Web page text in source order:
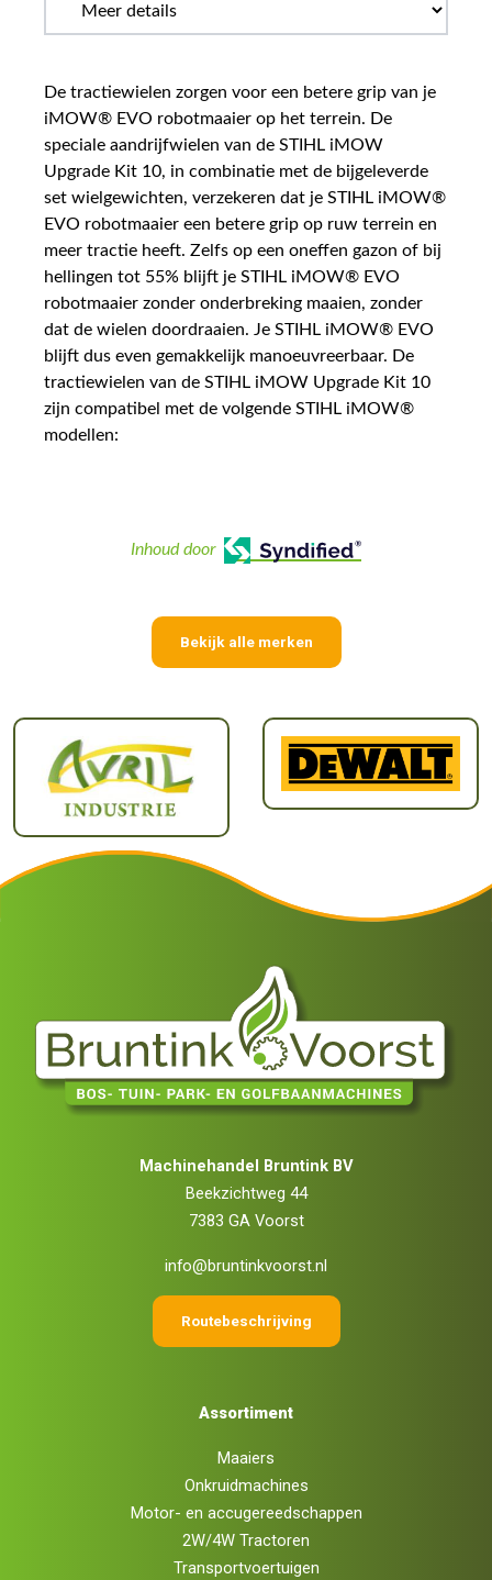
De tractiewielen zorgen voor een betere grip van je
iMOW® EVO robotmaaier op het terrein. De
speciale aandrijfwielen van de STIHL iMOW
Upgrade Kit 10, in combinatie met de bijgeleverde
set wielgewichten, verzekeren dat je STIHL iMOW®
EVO robotmaaier een betere grip op ruw terrein en
meer tractie heeft. Zelfs op een oneffen gazon of bij
hellingen tot 55% blijft je STIHL iMOW® EVO
robotmaaier zonder onderbreking maaien, zonder
dat de wielen doordraaien. Je STIHL iMOW® EVO
blijft dus even gemakkelijk manoeuvreerbaar. De
tractiewielen van de STIHL iMOW Upgrade Kit 10
zijn compatibel met de volgende STIHL iMOW®
modellen:
Inhoud door
Bekijk alle merken
Machinehandel Bruntink BV
Beekzichtweg 44
7383 GA Voorst
info@bruntinkvoorst.nl
Routebeschrijving
Assortiment
Maaiers
Onkruidmachines
Motor- en accugereedschappen
2W/4W Tractoren
Transportvoertuigen